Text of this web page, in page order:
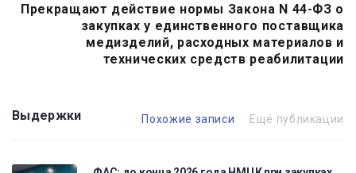
Прекращают действие нормы Закона N 44-ФЗ о
закупках у единственного поставщика
медизделий, расходных материалов и
технических средств реабилитации
Выдержки Похожие записи Ещё публикации